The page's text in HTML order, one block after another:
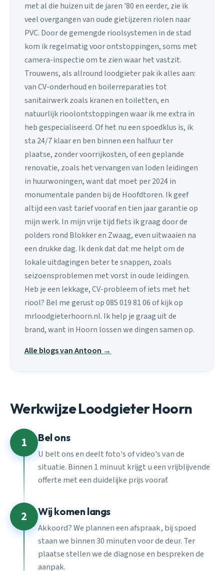
met al die huizen uit de jaren '80 en eerder, zie ik
veel overgangen van oude gietijzeren riolen naar
PVC. Door de gemengde rioolsystemen in de stad
kom ik regelmatig voor ontstoppingen, soms met
camera-inspectie om te zien waar het vastzit.
Trouwens, als allround loodgieter pak ik alles aan:
van CV-onderhoud en boilerreparaties tot
sanitairwerk zoals kranen en toiletten, en
natuurlijk rioolontstoppingen waar ik me extra in
heb gespecialiseerd. Of het nu een spoedklus is, ik
sta 24/7 klaar en ben binnen een halfuur ter
plaatse, zonder voorrijkosten, of een geplande
renovatie, zoals het vervangen van loden leidingen
in huurwoningen, want dat moet per 2024 in
monumentale panden bij de Hoofdtoren. Ik geef
altijd een vast tarief vooraf en tien jaar garantie op
mijn werk. In mijn vrije tijd fiets ik graag door de
polders rond Blokker en Zwaag, even uitwaaien na
een drukke dag. Ik denk dat dat me helpt om de
lokale uitdagingen beter te snappen, zoals
seizoensproblemen met vorst in oude leidingen.
Heb je een lekkage, CV-probleem of iets met het
riool? Bel me gerust op 085 019 81 06 of kijk op
mrloodgieterhoorn.nl. Ik help je graag uit de
brand, want in Hoorn lossen we dingen samen op.
Alle blogs van Antoon →
Werkwijze Loodgieter Hoorn
1 Bel ons
U belt ons en deelt foto's of video's van de
situatie. Binnen 1 minuut krijgt u een vrijblijvende
offerte met een duidelijke prijs vooraf.
2 Wij komen langs
Akkoord? We plannen een afspraak, bij spoed
staan we binnen 30 minuten voor de deur. Ter
plaatse stellen we de diagnose en bespreken de
aanpak.